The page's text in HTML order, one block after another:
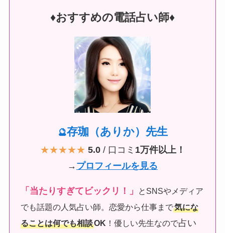
♦︎おすすめの電話占い師♦︎
🔮存珈（ありか）先生
★★★★★ 5.0/ 口コミ 1万件以上！
→ プロフィールを見る
「当たりすぎてビックリ！」
とSNSやメディア
でも話題の人気占い師。恋愛から仕事まで気にな
ることは何でも相談OK ！優しい先生なので占い